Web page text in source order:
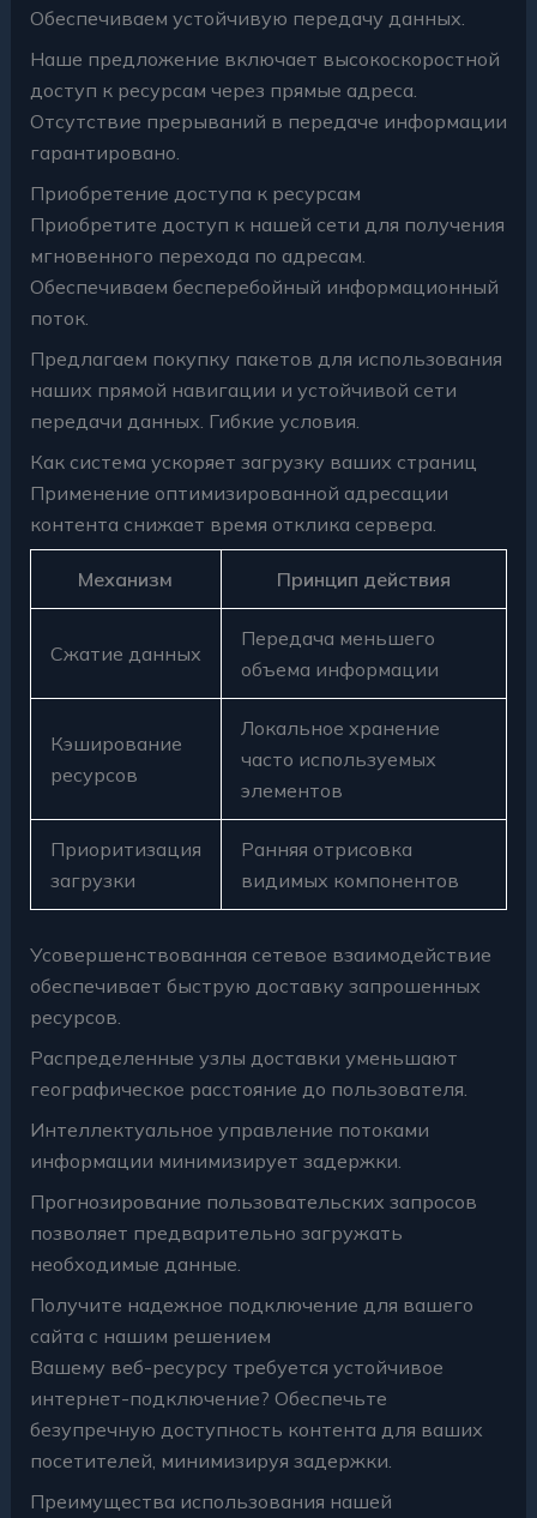
Обеспечиваем устойчивую передачу данных.
Наше предложение включает высокоскоростной
доступ к ресурсам через прямые адреса.
Отсутствие прерываний в передаче информации
гарантировано.
Приобретение доступа к ресурсам
Приобретите доступ к нашей сети для получения
мгновенного перехода по адресам.
Обеспечиваем бесперебойный информационный
поток.
Предлагаем покупку пакетов для использования
наших прямой навигации и устойчивой сети
передачи данных. Гибкие условия.
Как система ускоряет загрузку ваших страниц
Применение оптимизированной адресации
контента снижает время отклика сервера.
Механизм Принцип действия
Сжатие данных
Передача меньшего
объема информации
Кэширование
ресурсов
Локальное хранение
часто используемых
элементов
Приоритизация
загрузки
Ранняя отрисовка
видимых компонентов
Усовершенствованная сетевое взаимодействие
обеспечивает быструю доставку запрошенных
ресурсов.
Распределенные узлы доставки уменьшают
географическое расстояние до пользователя.
Интеллектуальное управление потоками
информации минимизирует задержки.
Прогнозирование пользовательских запросов
позволяет предварительно загружать
необходимые данные.
Получите надежное подключение для вашего
сайта с нашим решением
Вашему веб-ресурсу требуется устойчивое
интернет-подключение? Обеспечьте
безупречную доступность контента для ваших
посетителей, минимизируя задержки.
Преимущества использования нашей